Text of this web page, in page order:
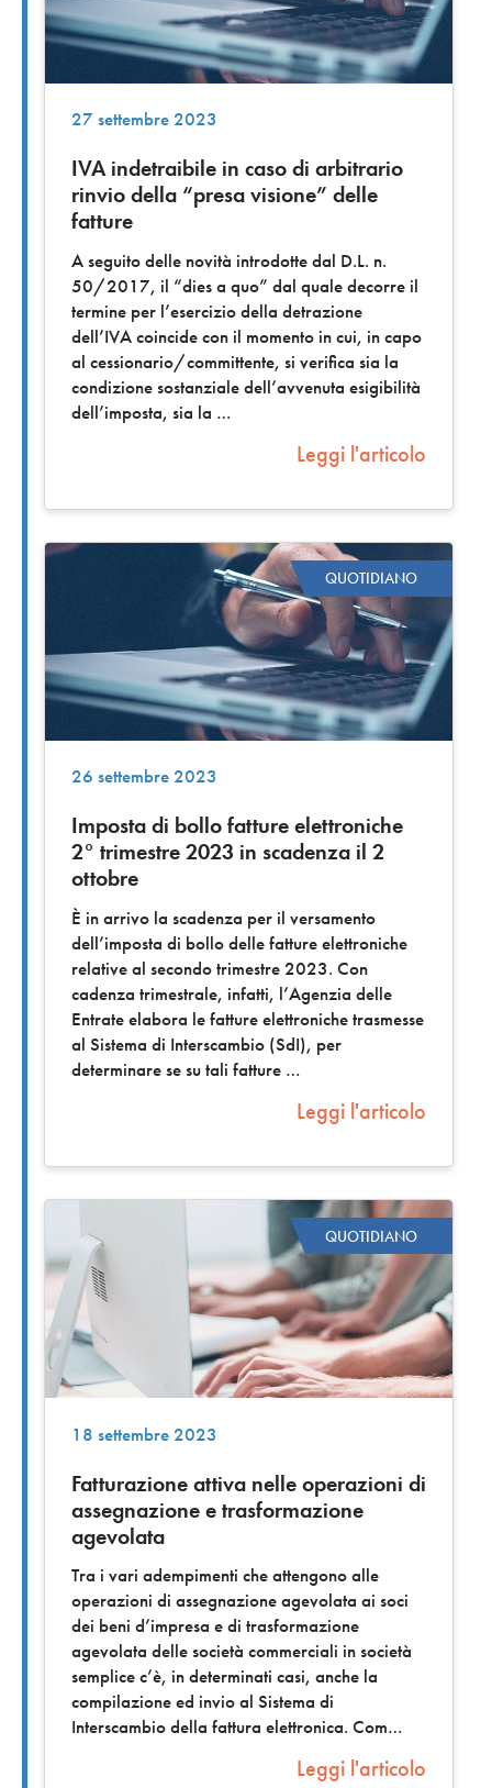
27 settembre 2023
IVA indetraibile in caso di arbitrario
rinvio della “presa visione” delle
fatture
A seguito delle novità introdotte dal D.L. n.
50/2017, il “dies a quo” dal quale decorre il
termine per l’esercizio della detrazione
dell’IVA coincide con il momento in cui, in capo
al cessionario/committente, si verifica sia la
condizione sostanziale dell’avvenuta esigibilità
dell’imposta, sia la
Leggi l'articolo
QUOTIDIANO
26 settembre 2023
Imposta di bollo fatture elettroniche
2° trimestre 2023 in scadenza il 2
ottobre
È in arrivo la scadenza per il versamento
dell’imposta di bollo delle fatture elettroniche
relative al secondo trimestre 2023. Con
cadenza trimestrale, infatti, l’Agenzia delle
Entrate elabora le fatture elettroniche trasmesse
al Sistema di Interscambio (SdI), per
determinare se su tali fatture
Leggi l'articolo
QUOTIDIANO
18 settembre 2023
Fatturazione attiva nelle operazioni di
assegnazione e trasformazione
agevolata
Tra i vari adempimenti che attengono alle
operazioni di assegnazione agevolata ai soci
dei beni d’impresa e di trasformazione
agevolata delle società commerciali in società
semplice c’è, in determinati casi, anche la
compilazione ed invio al Sistema di
Interscambio della fattura elettronica. Com
Leggi l'articolo